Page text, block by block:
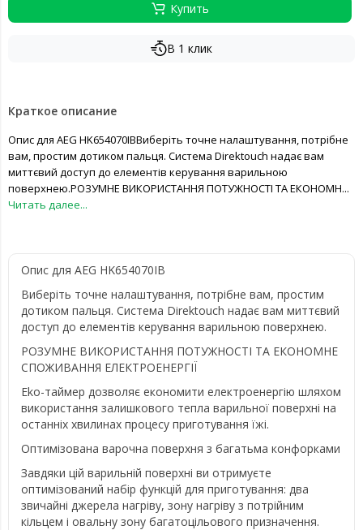
Купить
В 1 клик
Краткое описание
Опис для AEG HK654070IBВиберіть точне налаштування, потрібне
вам, простим дотиком пальця. Система Direktouch надає вам
миттєвий доступ до елементів керування варильною
поверхнею.РОЗУМНЕ ВИКОРИСТАННЯ ПОТУЖНОСТІ ТА ЕКОНОМН...
Читать далее...
Опис для AEG HK654070IB
Виберіть точне налаштування, потрібне вам, простим
дотиком пальця. Система Direktouch надає вам миттєвий
доступ до елементів керування варильною поверхнею.
РОЗУМНЕ ВИКОРИСТАННЯ ПОТУЖНОСТІ ТА ЕКОНОМНЕ
СПОЖИВАННЯ ЕЛЕКТРОЕНЕРГІЇ
Eko-таймер дозволяє економити електроенергію шляхом
використання залишкового тепла варильної поверхні на
останніх хвилинах процесу приготування їжі.
Оптимізована варочна поверхня з багатьма конфорками
Завдяки цій варильній поверхні ви отримуєте
оптимізований набір функцій для приготування: два
звичайні джерела нагріву, зону нагріву з потрійним
кільцем і овальну зону багатоцільового призначення.